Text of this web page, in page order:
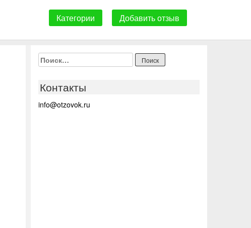
Категории Добавить отзыв
Найти:
Контакты
info@otzovok.ru